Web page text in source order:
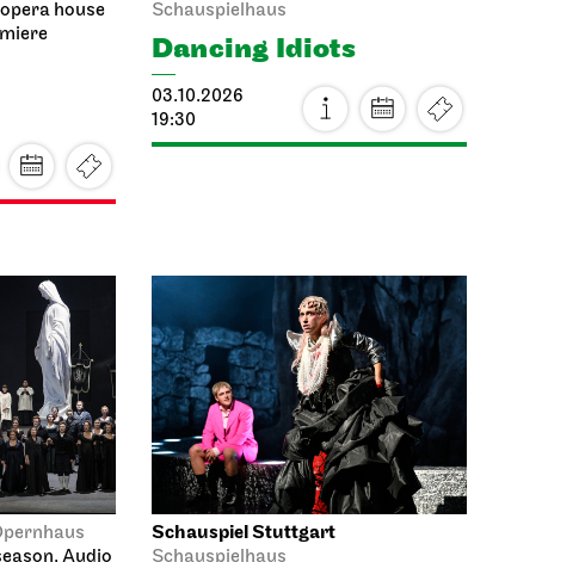
house
Schauspielhaus
Dancing Idiots
03.10.2026
19:30
Audio
Schauspiel Stuttgart
Schauspielhaus